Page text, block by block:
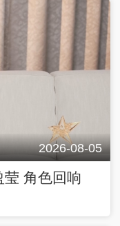
2026-08-05
莹 角色回响